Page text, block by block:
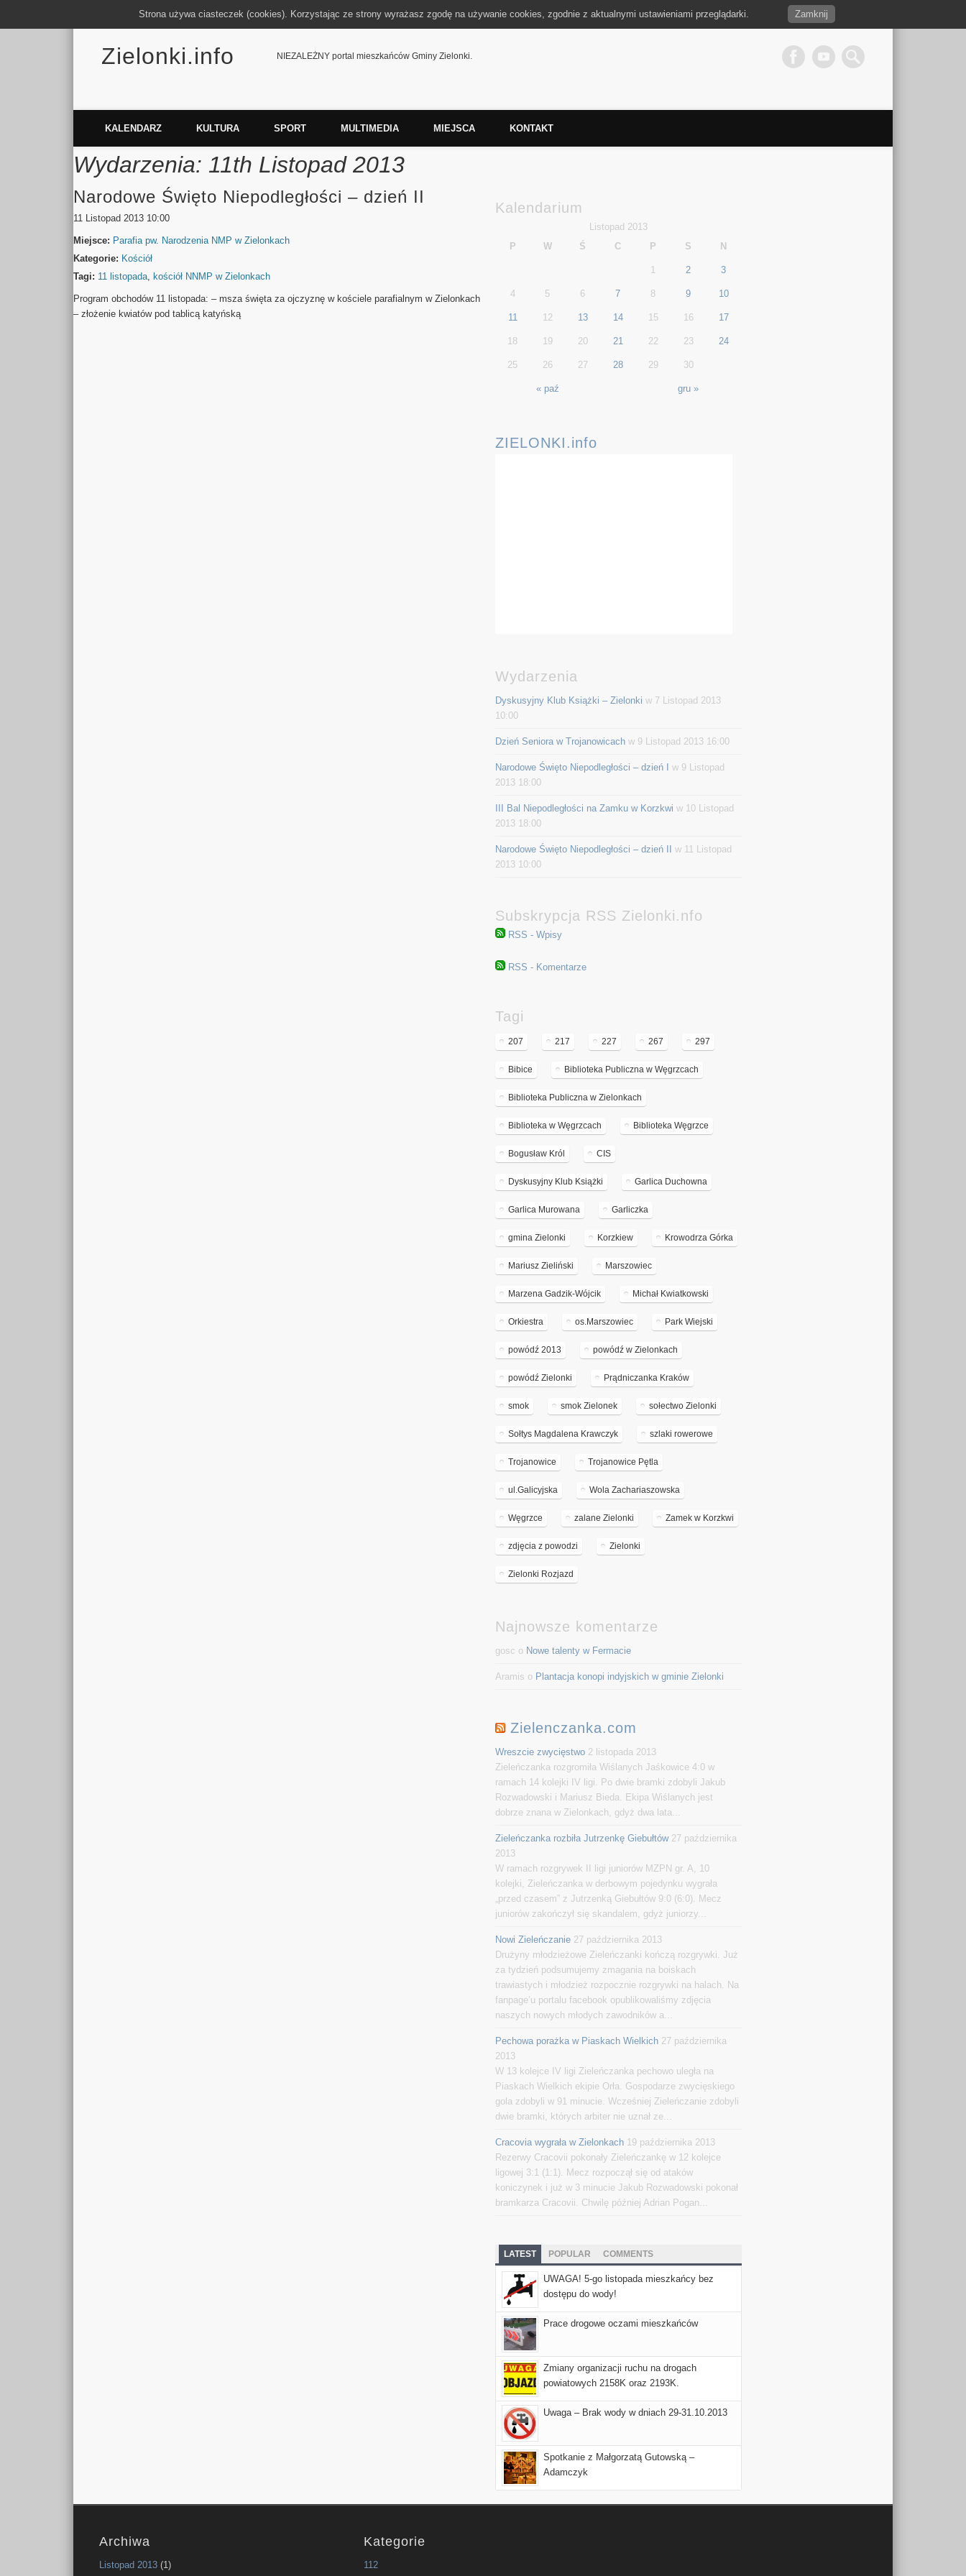
Zielonki.info NIEZALEŻNY portal mieszkańców Gminy Zielonki.
FacebookVimeo
KALENDARZ KULTURA SPORT MULTIMEDIA MIEJSCA KONTAKT
Wydarzenia: 11th Listopad 2013
Narodowe Święto Niepodległości – dzień II
11 Listopad 2013 10:00
Miejsce: Parafia pw. Narodzenia NMP w Zielonkach
Kategorie: Kościół
Tagi: 11 listopada, kościół NNMP w Zielonkach
Program obchodów 11 listopada: – msza święta za ojczyznę w kościele parafialnym w Zielonkach
– złożenie kwiatów pod tablicą katyńską
Kalendarium
Listopad 2013
P
W Ś C P S N
« paź gru »
1 2 3
4 5 6 7 8 9 10
11 12 13 14 15 16 17
18 19 20 21 22 23 24
25 26 27 28 29 30
ZIELONKI.info
Wydarzenia
Dyskusyjny Klub Książki – Zielonki w 7 Listopad 2013
10:00
Dzień Seniora w Trojanowicach w 9 Listopad 2013 16:00
Narodowe Święto Niepodległości – dzień I
w 9 Listopad
2013 18:00
III Bal Niepodległości na Zamku w Korzkwi w 10 Listopad
2013 18:00
Narodowe Święto Niepodległości – dzień II
w 11 Listopad
2013 10:00
Subskrypcja RSS Zielonki.nfo
RSS - Wpisy
RSS - Komentarze
Tagi
207 217 227 267 297
Bibice Biblioteka Publiczna w Węgrzcach
Biblioteka Publiczna w Zielonkach
Biblioteka w Węgrzcach Biblioteka Węgrzce
Bogusław Król CIS
Dyskusyjny Klub Książki Garlica Duchowna
Garlica Murowana Garliczka
gmina Zielonki Korzkiew Krowodrza Górka
Mariusz Zieliński Marszowiec
Marzena Gadzik-Wójcik Michał Kwiatkowski
Orkiestra os.Marszowiec Park Wiejski
powódź 2013 powódź w Zielonkach
powódź Zielonki Prądniczanka Kraków
smok smok Zielonek sołectwo Zielonki
Sołtys Magdalena Krawczyk szlaki rowerowe
Trojanowice Trojanowice Pętla
ul.Galicyjska Wola Zachariaszowska
Węgrzce zalane Zielonki Zamek w Korzkwi
zdjęcia z powodzi Zielonki
Zielonki Rozjazd
Najnowsze komentarze
gosc o Nowe talenty w Fermacie
Aramis o Plantacja konopi indyjskich w gminie Zielonki
Zielenczanka.com
Wreszcie zwycięstwo 2 listopada 2013
Zieleńczanka rozgromiła Wiślanych Jaśkowice 4:0 w
ramach 14 kolejki IV ligi. Po dwie bramki zdobyli Jakub
Rozwadowski i Mariusz Bieda. Ekipa Wiślanych jest
dobrze znana w Zielonkach, gdyż dwa lata...
Zieleńczanka rozbiła Jutrzenkę Giebułtów 27 października
2013
W ramach rozgrywek II ligi juniorów MZPN gr. A, 10
kolejki, Zieleńczanka w derbowym pojedynku wygrała
„przed czasem” z Jutrzenką Giebułtów 9:0 (6:0). Mecz
juniorów zakończył się skandalem, gdyż juniorzy...
Nowi Zieleńczanie 27 października 2013
Drużyny młodzieżowe Zieleńczanki kończą rozgrywki. Już
za tydzień podsumujemy zmagania na boiskach
trawiastych i młodzież rozpocznie rozgrywki na halach. Na
fanpage’u portalu facebook opublikowaliśmy zdjęcia
naszych nowych młodych zawodników a...
Pechowa porażka w Piaskach Wielkich 27 października
2013
W 13 kolejce IV ligi Zieleńczanka pechowo uległa na
Piaskach Wielkich ekipie Orła. Gospodarze zwycięskiego
gola zdobyli w 91 minucie. Wcześniej Zieleńczanie zdobyli
dwie bramki, których arbiter nie uznał ze...
Cracovia wygrała w Zielonkach 19 października 2013
Rezerwy Cracovii pokonały Zieleńczankę w 12 kolejce
ligowej 3:1 (1:1). Mecz rozpoczął się od ataków
koniczynek i już w 3 minucie Jakub Rozwadowski pokonał
bramkarza Cracovii. Chwilę później Adrian Pogan...
LATEST POPULAR COMMENTS
UWAGA! 5-go listopada mieszkańcy bez
dostępu do wody!
Prace drogowe oczami mieszkańców
Zmiany organizacji ruchu na drogach
powiatowych 2158K oraz 2193K.
Uwaga – Brak wody w dniach 29-31.10.2013
Spotkanie z Małgorzatą Gutowską –
Adamczyk
Archiwa
Listopad 2013 (1)
Kategorie
112
Strona używa ciasteczek (cookies). Korzystając ze strony wyrażasz zgodę na używanie cookies, zgodnie z aktualnymi ustawieniami przeglądarki. Zamknij